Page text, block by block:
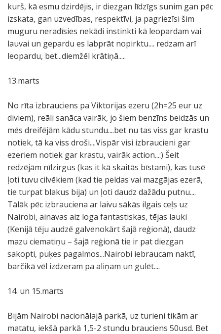
kurš, kā esmu dzirdējis, ir diezgan līdzīgs sunim gan pēc
izskata, gan uzvedības, respektīvi, ja pagriezīsi šim
muguru neradīsies nekādi instinkti kā leopardam vai
lauvai un gepardu es labprāt nopirktu.... redzam arī
leopardu, bet...diemžēl krātiņā.....
13.marts
No rīta izbrauciens pa Viktorijas ezeru (2h=25 eur uz
diviem), reāli sanāca vairāk, jo šiem benzīns beidzās un
mēs dreifējām kādu stundu....bet nu tas viss gar krastu
notiek, tā ka viss droši....Vispār visi izbraucieni gar
ezeriem notiek gar krastu, vairāk action...:) Šeit
redzējām nīlzirgus (kas it kā skaitās bīstami), kas tusē
ļoti tuvu cilvēkiem (kad tie peldas vai mazgājas ezerā,
tie turpat blakus bija) un ļoti daudz dažādu putnu....
Tālāk pēc izbrauciena ar laivu sākās ilgais ceļs uz
Nairobi, ainavas aiz loga fantastiskas, tējas lauki
(Kenijā tēju audzē galvenokārt šajā reģionā), daudz
mazu ciematiņu – šajā reģionā tie ir pat diezgan
sakopti, puķes pagalmos...Nairobi iebraucam naktī,
barčikā vēl izdzeram pa aliņam un gulēt....
14. un 15.marts
Bijām Nairobi nacionālajā parkā, uz turieni tikām ar
matatu, iekšā parkā 1,5-2 stundu brauciens 50usd. Bet